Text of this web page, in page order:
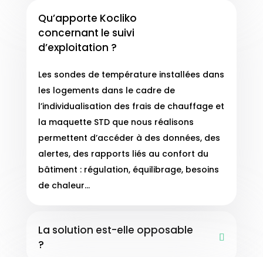
Qu’apporte Kocliko
concernant le suivi
d’exploitation ?
Les sondes de température installées dans
les logements dans le cadre de
l’individualisation des frais de chauffage et
la maquette STD que nous réalisons
permettent d’accéder à des données, des
alertes, des rapports liés au confort du
bâtiment : régulation, équilibrage, besoins
de chaleur…
La solution est-elle opposable
?